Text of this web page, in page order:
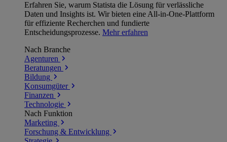
Erfahren Sie, warum Statista die Lösung für verlässliche
Daten und Insights ist. Wir bieten eine All-in-One-Plattform
für effiziente Recherchen und fundierte
Entscheidungsprozesse. Mehr erfahren
Nach Branche
Agenturen
Beratungen
Bildung
Konsumgüter
Finanzen
Technologie
Nach Funktion
Marketing
Forschung & Entwicklung